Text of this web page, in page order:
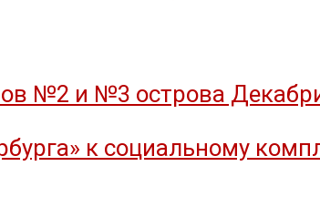
№2 и №3 острова
к социальному